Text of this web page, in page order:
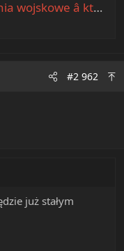
dostaÄ wezwanie [WyjaÅniamy]
#2 962
już stałym